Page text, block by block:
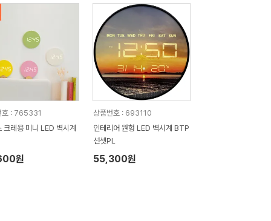
호 : 765331
크레용 미니 LED 벽시계
원
상품번호 : 693110
인테리어 원형 LED 벽시계 BTP
선셋PL
55,300원